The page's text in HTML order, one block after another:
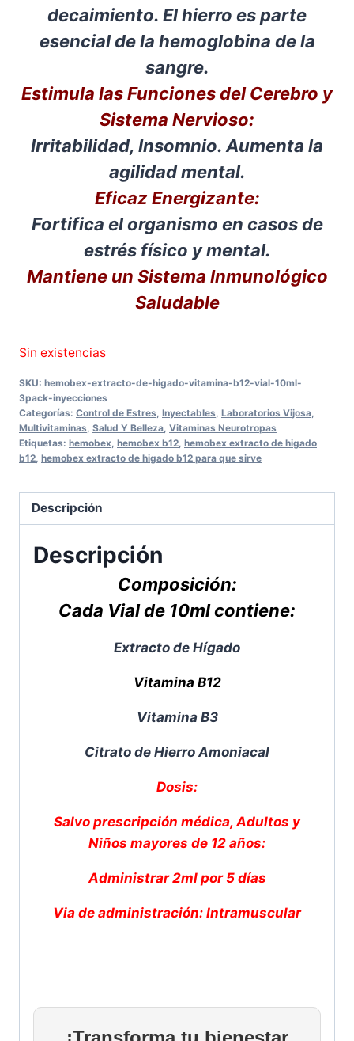
decaimiento. El hierro es parte
esencial de la hemoglobina de la
sangre.
Estimula las Funciones del Cerebro y
Sistema Nervioso:
Irritabilidad, Insomnio. Aumenta la
agilidad mental.
Eficaz Energizante:
Fortifica el organismo en casos de
estrés físico y mental.
Mantiene un Sistema Inmunológico
Saludable
Sin existencias
SKU: hemobex-extracto-de-higado-vitamina-b12-vial-10ml-
3pack-inyecciones
Categorías: Control de Estres Inyectables Laboratorios Vijosa
Multivitaminas Salud Y Belleza Vitaminas Neurotropas
Etiquetas: hemobex hemobex b12 hemobex extracto de higado
b12 hemobex extracto de higado b12 para que sirve
Descripción
Descripción
Composición:
Cada Vial de 10ml contiene:
Extracto de Hígado
Vitamina B12
Vitamina B3
Citrato de Hierro Amoniacal
Dosis:
Salvo prescripción médica, Adultos y
Niños mayores de 12 años:
Administrar 2ml por 5 días
Via de administración: Intramuscular